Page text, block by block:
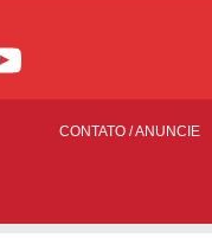
CONTATO /ANUNCIE